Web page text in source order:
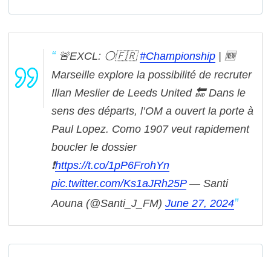
🚨EXCL: ⚪️🇫🇷#Championship | 🆕️
Marseille explore la possibilité de recruter
Illan Meslier de Leeds United 🔚 Dans le
sens des départs, l’OM a ouvert la porte à
Paul Lopez. Como 1907 veut rapidement
boucler le dossier
❗️https://t.co/1pP6FrohYn
pic.twitter.com/Ks1aJRh25P — Santi
Aouna (@Santi_J_FM) June 27, 2024